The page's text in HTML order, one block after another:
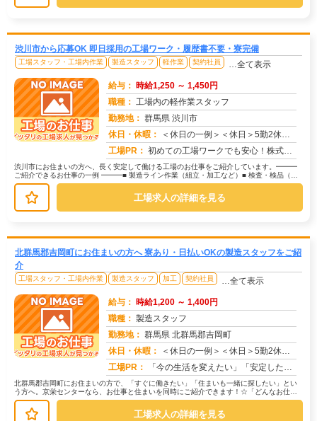
渋川市から応募OK 即日採用の工場ワーク・履歴書不要・寮完備
工場スタッフ・工場内作業 製造スタッフ 軽作業 契約社員 …全て表示
給与： 時給1,250 ～ 1,450円
職種： 工場内の軽作業スタッフ
勤務地： 群馬県 渋川市
休日・休暇：
＜休日の一例＞＜休日＞5勤2休（工場カレンダーによる）★ＧＷ・夏季・年末年始休暇あり★有給休暇あり※配属先により休...
工場PR： 初めての工場ワークでも安心！株式会社京栄センターなら、全国各地の豊富なお仕事の中から、あなたにぴったりの環境が見つ...
渋川市にお住まいの方へ、長く安定して働ける工場のお仕事をご紹介しています。━━━
ご紹介できるお仕事の一例 ━━━■ 製造ライン作業（組立・加工など）■ 検査・検品（目
視チェックなど）■ 軽作業...
工場求人の詳細を見る
北群馬郡吉岡町にお住まいの方へ 寮あり・日払いOKの製造スタッフをご紹
介
工場スタッフ・工場内作業 製造スタッフ 加工 契約社員 …全て表示
給与： 時給1,200 ～ 1,400円
職種： 製造スタッフ
勤務地： 群馬県 北群馬郡吉岡町
休日・休暇：
＜休日の一例＞＜休日＞5勤2休（工場カレンダーによる）★ＧＷ・夏季・年末年始休暇あり★有給休暇あり※配属先により休...
工場PR：
「今の生活を変えたい」「安定した収入がほしい」そんなあなたの想いに応えます。株式会社京栄センターは、工場・製造業に...
北群馬郡吉岡町にお住まいの方で、「すぐに働きたい」「住まいも一緒に探したい」とい
う方へ。京栄センターなら、お仕事と住まいを同時にご紹介できます！☆「どんなお仕事
があるの？」→ 製造・組立・検査・...
工場求人の詳細を見る